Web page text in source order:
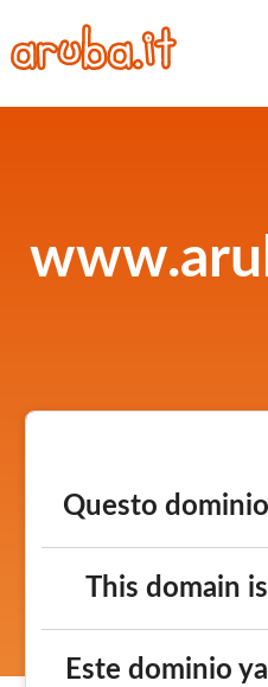
Questo
This domain
Este dominio